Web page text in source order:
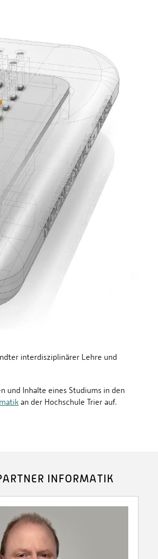
interdisziplinärer Lehre und
und Inhalte eines Studiums in den
an der Hochschule Trier auf.
INFORMATIK